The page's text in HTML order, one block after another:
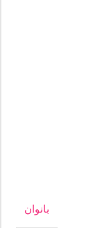
بانوان